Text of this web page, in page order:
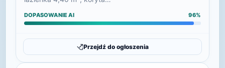
DOPASOWANIE AI 96%
Przejdź do ogłoszenia